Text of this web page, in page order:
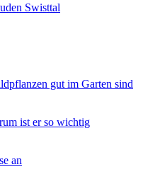
Swisttal
gut im Garten sind
ist er so wichtig
an